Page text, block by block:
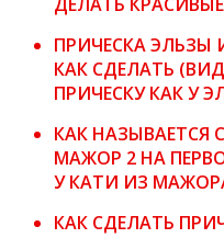
ПРИЧЕСКА ЭЛЬЗЫ
КАК СДЕЛАТЬ
ПРИЧЕСКУ КАК У
КАК НАЗЫВАЕТСЯ
МАЖОР 2 НА
У КАТИ ИЗ
КАК СДЕЛАТЬ